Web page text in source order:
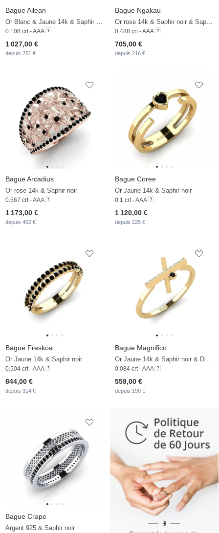
Bague Ailean
0.108 crt - AAA
1 027,00 €
depuis 251 €
Bague Ngakau
0.488 crt - AAA
705,00 €
depuis 216 €
Bague Arcadius
Or rose 14k & Saphir noir
0.567 crt - AAA
1 173,00 €
depuis 402 €
Bague Coree
Or Jaune 14k & Saphir noir
0.1 crt - AAA
1 120,00 €
depuis 225 €
Bague Freskoa
Or Jaune 14k & Saphir noir
0.504 crt - AAA
844,00 €
depuis 314 €
Bague Magnifico
0.084 crt - AAA
559,00 €
depuis 190 €
Bague Crape
Argent 925 & Saphir noir